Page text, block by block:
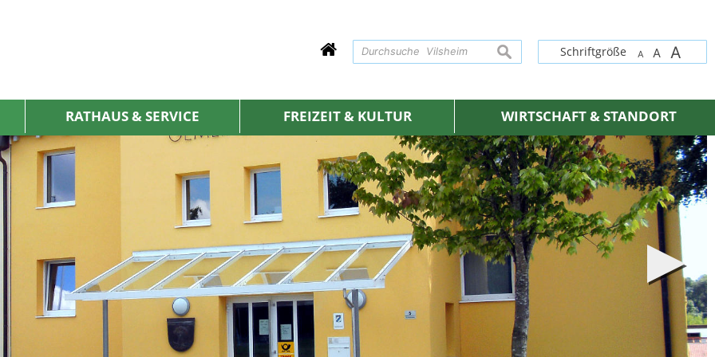
Schriftgröße A A A
suchen
RATHAUS & SERVICE FREIZEIT & KULTUR WIRTSCHAFT & STANDORT